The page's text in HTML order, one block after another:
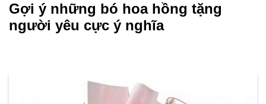
Gợi ý những bó hoa hồng tặng
người yêu cực ý nghĩa